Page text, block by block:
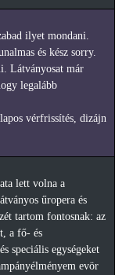
ilyet mondani.
és kész sorry.
Látványosat már
legalább
vérfrissítés, dizájn
lett volna a
űropera és
tartom fontosnak: az
a fő- és
speciális egységeket
evör